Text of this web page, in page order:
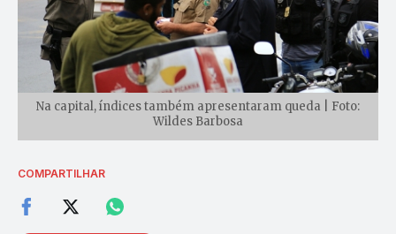
Na capital, índices também apresentaram queda | Foto:
Wildes Barbosa
COMPARTILHAR